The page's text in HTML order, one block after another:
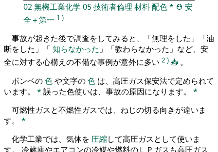
02無機工業化学 05技術者倫理 材料配色* ⛑️ 安
全＋第一 1 )
事故が起きた後で調査をしてみると、「無理をした」「油
断をした」「 知らなかった 」「教わらなかった」など、安
全に対する心構えの不備な事例が意外に多い 2 ) 📥 。
ボンベの色や文字の色 は、高圧ガス保安法で定められて
います。 * 誤った色使いは、事故の原因になります。 *
可燃性ガスと不燃性ガスでは、ねじの切る向きが違いま
す。 *
化学工業では、気体を 圧縮して高圧ガスとして使いま
す。 冷蔵庫やエアコンの冷媒や燃料のＬＰガスも高圧ガス